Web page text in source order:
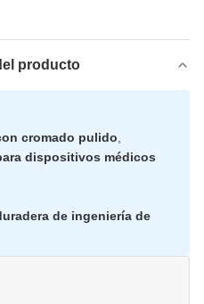
producto
cromado pulido
dispositivos médicos
de ingeniería de